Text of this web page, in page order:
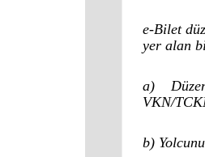
e-Bilet
yer alan
a)
VKN/
b)